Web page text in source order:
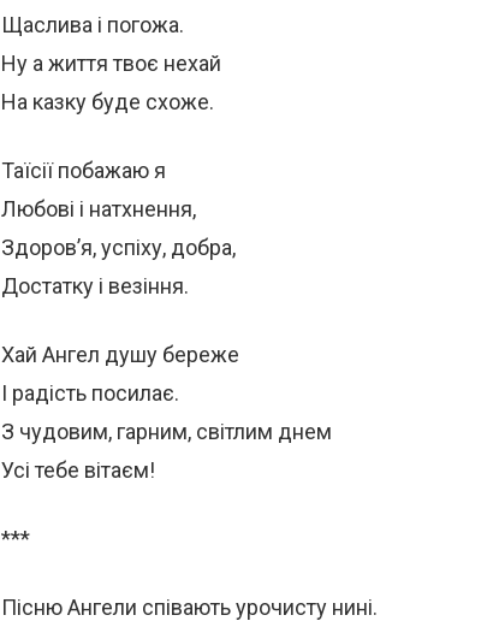
Щаслива і погожа.
Ну а життя твоє нехай
На казку буде схоже.
Таїсії побажаю я
Любові і натхнення,
Здоров’я, успіху, добра,
Достатку і везіння.
Хай Ангел душу береже
І радість посилає.
З чудовим, гарним, світлим днем
Усі тебе вітаєм!
***
Пісню Ангели співають урочисту нині.